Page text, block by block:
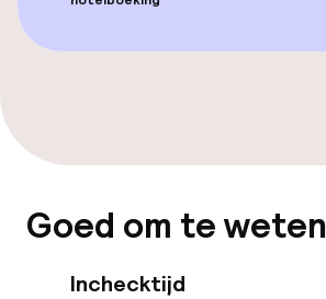
Goed om te weten
Inchecktijd